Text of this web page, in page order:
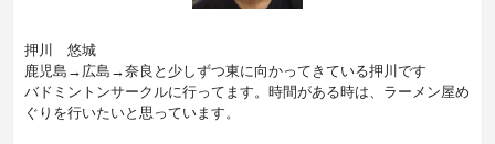
押川 悠城
鹿児島→広島→奈良と少しずつ東に向かってきている押川です
バドミントンサークルに行ってます。時間がある時は、ラーメン屋め
ぐりを行いたいと思っています。